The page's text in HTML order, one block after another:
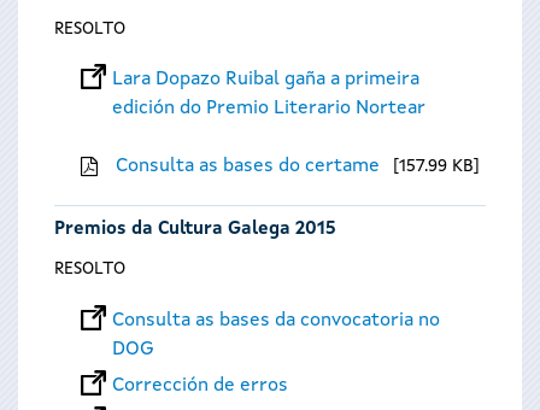
RESOLTO
Lara Dopazo Ruibal gaña a primeira
edición do Premio Literario Nortear
Consulta as bases do certame 157.99 KB
Premios da Cultura Galega 2015
RESOLTO
Consulta as bases da convocatoria no
DOG
Corrección de erros